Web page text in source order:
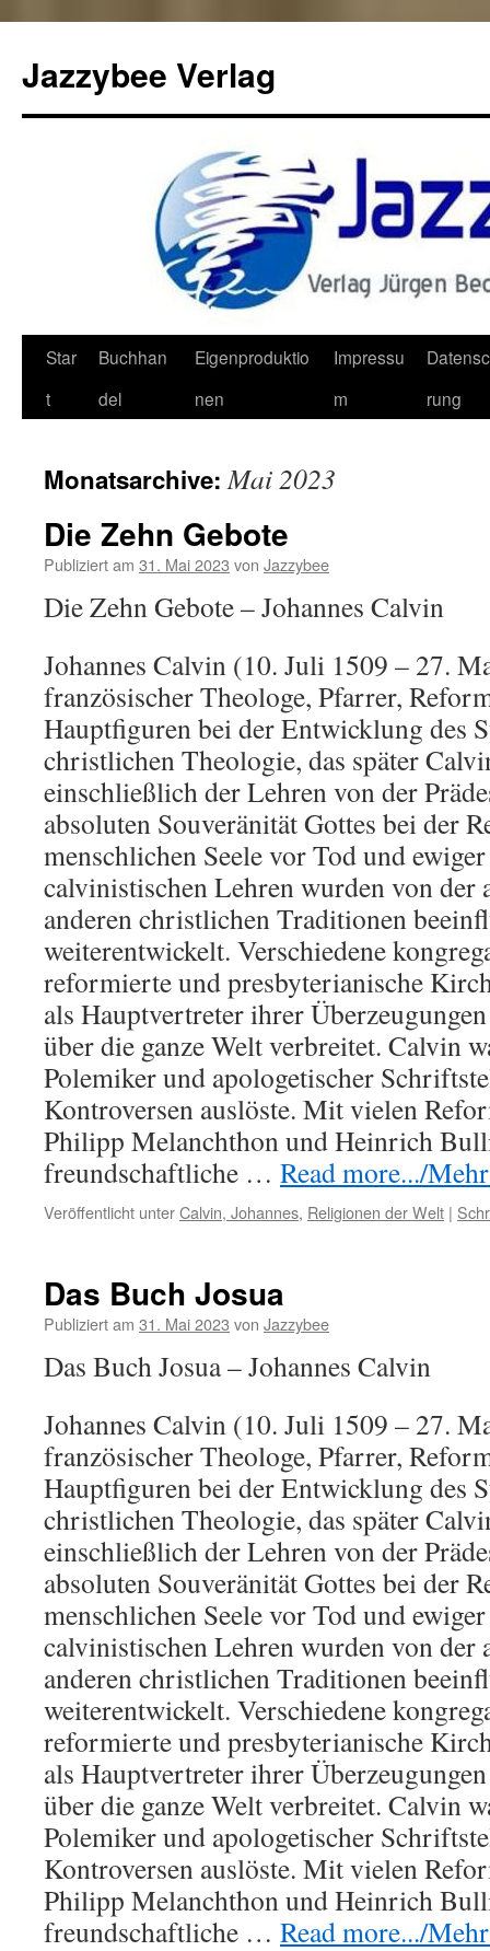
Jazzybee Verlag
Zum
Inhalt
Star
t
Buchhan
del
Eigenproduktio
nen
Impressu
m
rung
Monatsarchive:Mai 2023
Die Zehn Gebote
Publiziert am 31. Mai 2023 von Jazzybee
Die Zehn Gebote – Johannes Calvin
Johannes Calvin (10. Juli 1509 – 27.
französischer Theologe, Pfarrer,
Hauptfiguren bei der Entwicklung des
christlichen Theologie, das später
einschließlich der Lehren von der
absoluten Souveränität Gottes bei der
menschlichen Seele vor Tod und
calvinistischen Lehren wurden von der
anderen christlichen Traditionen
weiterentwickelt. Verschiedene
reformierte und presbyterianische
als Hauptvertreter ihrer
über die ganze Welt verbreitet. Calvin
Polemiker und apologetischer
Kontroversen auslöste. Mit vielen
Philipp Melanchthon und Heinrich
freundschaftliche … Read more.../
Veröffentlicht unterCalvin, Johannes, Religionen der Welt |
Das Buch Josua
Publiziert am 31. Mai 2023 von Jazzybee
Das Buch Josua – Johannes Calvin
Johannes Calvin (10. Juli 1509 – 27.
französischer Theologe, Pfarrer,
Hauptfiguren bei der Entwicklung des
christlichen Theologie, das später
einschließlich der Lehren von der
absoluten Souveränität Gottes bei der
menschlichen Seele vor Tod und
calvinistischen Lehren wurden von der
anderen christlichen Traditionen
weiterentwickelt. Verschiedene
reformierte und presbyterianische
als Hauptvertreter ihrer
über die ganze Welt verbreitet. Calvin
Polemiker und apologetischer
Kontroversen auslöste. Mit vielen
Philipp Melanchthon und Heinrich
freundschaftliche … Read more.../